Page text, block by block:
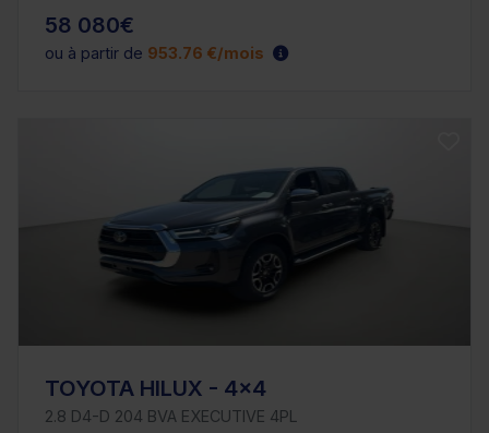
58 080€
ou à partir de 953.76 €/mois
TOYOTA HILUX - 4x4
2.8 D4-D 204 BVA EXECUTIVE 4PL